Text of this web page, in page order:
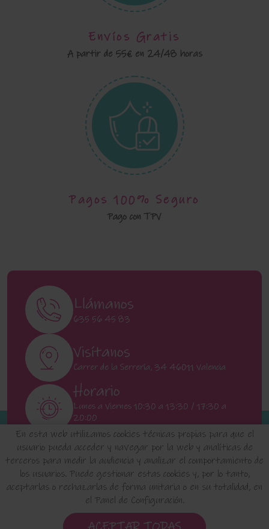
Envíos Gratis
A partir de 55€ en 24/48 horas
Pagos 100% Seguro
Pago con TPV
En esta web utilizamos cookies técnicas propias para que el
usuario pueda acceder y navegar por la web y analíticas de
terceros para medir la audiencia y analizar el comportamiento de
los usuarios. Puede gestionar estas cookies y, por lo tanto,
aceptarlas o rechazarlas de forma unitaria o en su totalidad, en
el Panel de Configuración.
Llámanos
635 56 45 83
Visítanos
Carrer de la Serrería, 34 46011 Valencia
Horario
Lunes a Viernes 10:30 a 13:30 / 17:30 a
20:00
Sábados 11:00 a 13:00
INICIO QUIENES SOMOS FAQ'S
Política de Privacidad de Datos
Política de Cookies
Configuración de Cookies